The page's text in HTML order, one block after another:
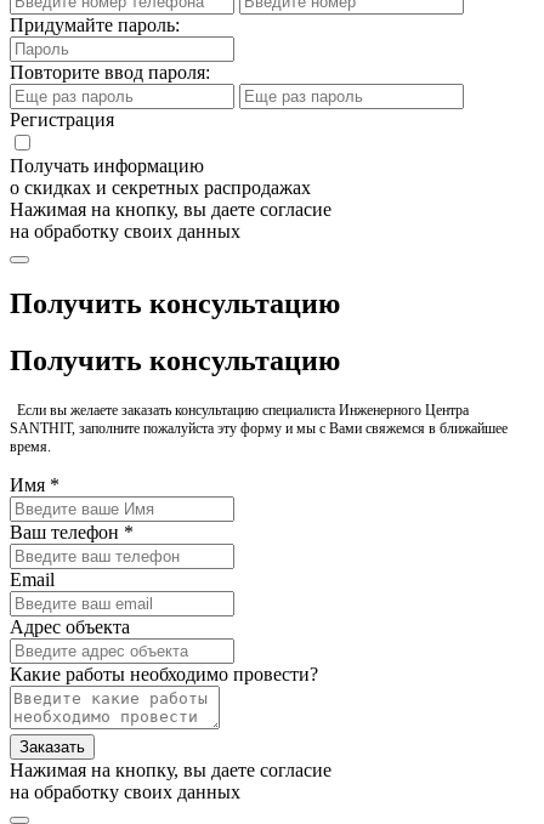
Придумайте пароль:
Повторите ввод пароля:
Регистрация
Получать информацию
о скидках и секретных распродажах
Нажимая на кнопку, вы даете согласие
на обработку своих данных
Получить консультацию
Получить консультацию
Если вы желаете заказать консультацию специалиста Инженерного Центра
SANTHIT, заполните пожалуйста эту форму и мы с Вами свяжемся в ближайшее
время.
Имя *
Ваш телефон *
Email
Адрес объекта
Какие работы необходимо провести?
Заказать
Нажимая на кнопку, вы даете согласие
на обработку своих данных